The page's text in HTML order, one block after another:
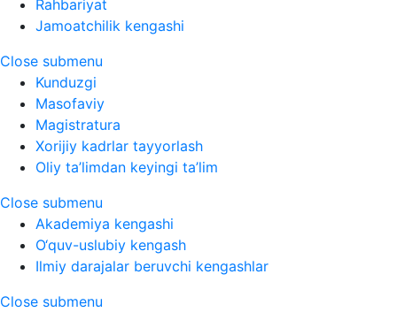
Rahbariyat
Jamoatchilik kengashi
Close submenu
Kunduzgi
Masofaviy
Magistratura
Xorijiy kadrlar tayyorlash
Oliy ta’limdan keyingi ta’lim
Close submenu
Akademiya kengashi
O‘quv-uslubiy kengash
Ilmiy darajalar beruvchi kengashlar
Close submenu